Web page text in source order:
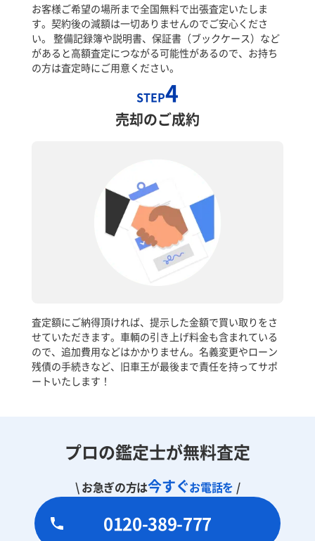
お客様ご希望の場所まで全国無料で出張査定いたしま
す。契約後の減額は一切ありませんのでご安心くださ
い。 整備記録簿や説明書、保証書（ブックケース）など
があると高額査定につながる可能性があるので、お持ち
の方は査定時にご用意ください。
STEP4
売却のご成約
査定額にご納得頂ければ、提示した金額で買い取りをさ
せていただきます。車輌の引き上げ料金も含まれている
ので、追加費用などはかかりません。名義変更やローン
残債の手続きなど、旧車王が最後まで責任を持ってサポ
ートいたします！
プロの鑑定士が無料査定
\ お急ぎの方は今すぐお電話を /
0120-389-777